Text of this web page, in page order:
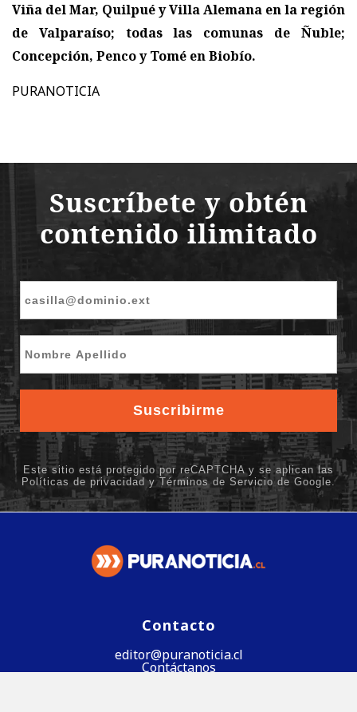
Viña del Mar, Quilpué y Villa Alemana en la región
de Valparaíso; todas las comunas de Ñuble;
Concepción, Penco y Tomé en Biobío.
PURANOTICIA
Contacto
editor@puranoticia.cl
Contáctanos